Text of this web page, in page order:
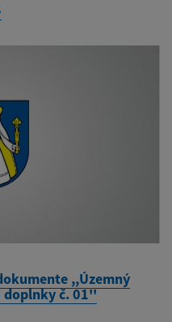
,,Územný
doplnky č. 01''